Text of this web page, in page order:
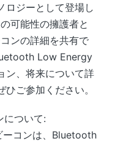
ロジーとして登場し
可能性の擁護者と
ンの詳細を共有で
Low Energy
ン、将来について詳
ご参加ください。
ついて:
コンは、Bluetooth